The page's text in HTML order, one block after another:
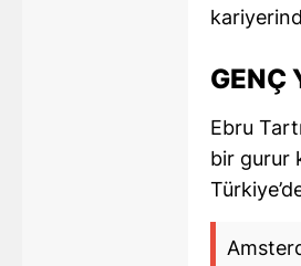
GENÇ
Ebru
bir gurur